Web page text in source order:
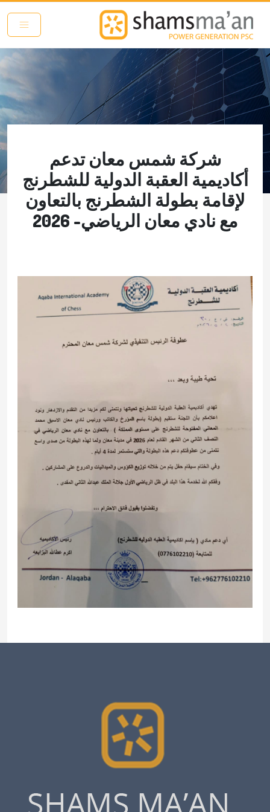
تجاوز إلى المحتوى الرئيسي
شركة شمس معان تدعم
أكاديمية العقبة الدولية للشطرنج
لإقامة بطولة الشطرنج بالتعاون
مع نادي معان الرياضي- 2026